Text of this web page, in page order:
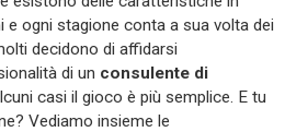
e ogni stagione conta a sua volta dei
decidono di affidarsi
di un consulente di
casi il gioco è più semplice. E tu
Vediamo insieme le